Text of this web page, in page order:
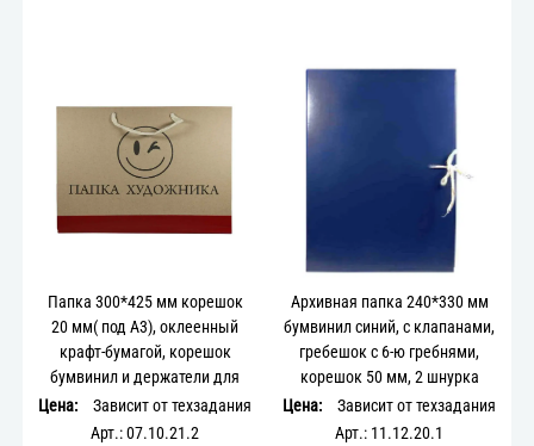
Папка 300*425 мм корешок
20 мм( под А3), оклеенный
крафт-бумагой, корешок
бумвинил и держатели для
листов из бумвинила, с
ручками-веревками
Цена:
Зависит от техзадания
Арт.: 07.10.21.2
Архивная папка 240*330 мм
бумвинил синий, с клапанами,
гребешок с 6-ю гребнями,
корешок 50 мм, 2 шнурка
Цена:
Зависит от техзадания
Арт.: 11.12.20.1